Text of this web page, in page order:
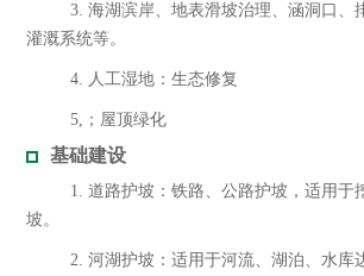
3. 海湖滨岸、地表滑坡治理、涵洞口、
灌溉系统等。
4. 人工湿地：生态修复
5,；屋顶绿化
基础建设
1. 道路护坡：铁路、公路护坡，适用于
坡。
2. 河湖护坡：适用于河流、湖泊、水库